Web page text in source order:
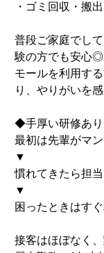
・ゴミ回収・搬
普段ご家庭でし
験の方でも安心◎
モールを利用す
り、やりがいを
◆手厚い研修あ
最初は先輩がマ
▼
慣れてきたら担
▼
困ったときはす
接客はほぼなく